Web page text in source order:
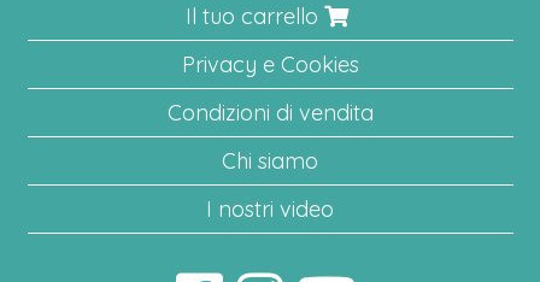
Il tuo carrello
Privacy e Cookies
Condizioni di vendita
Chi siamo
I nostri video